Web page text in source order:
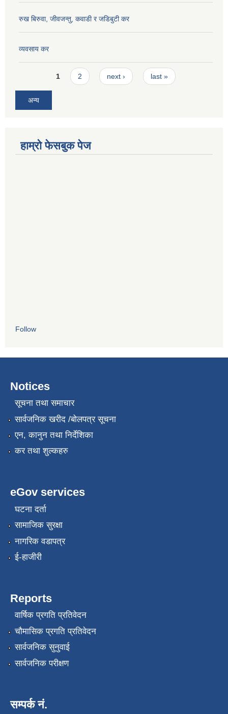
रुख बिरुवा, जीवजन्तु, कवाडी र जडिबुटी कर
व्यवसाय कर
Pages1 2 next › last »
अन्य
हाम्रो फेसबुक पेज
Follow
Notices
सूचना तथा समाचार
सार्वजनिक खरीद /बोलपत्र सूचना
एन, कानुन तथा निर्देशिका
कर तथा शुल्कहरु
eGov services
घटना दर्ता
सामाजिक सुरक्षा
नागरिक वडापत्र
ई-हाजीरी
Reports
वार्षिक प्रगति प्रतिवेदन
चौमासिक प्रगति प्रतिवेदन
सार्वजनिक सुनुवाई
सार्वजनिक परीक्षण
सम्पर्क नं.